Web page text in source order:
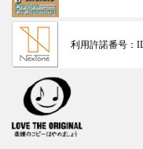
利用許諾番号：